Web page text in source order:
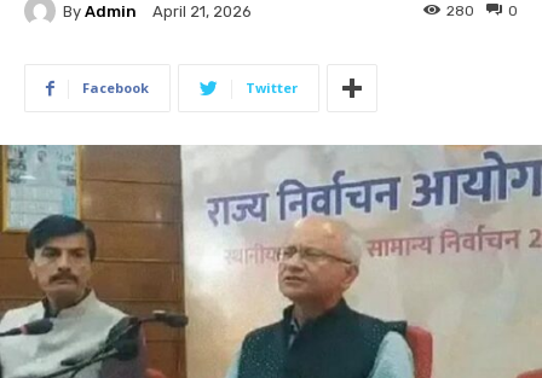
By Admin April 21, 2026 0
280
Facebook Twitter